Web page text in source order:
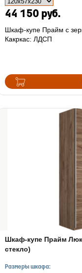
44 150 руб.
Шкаф-купе Прайм с
Какркас: ЛДСП
Шкаф-купе Прайм
стекло)
Размеры шкафа: